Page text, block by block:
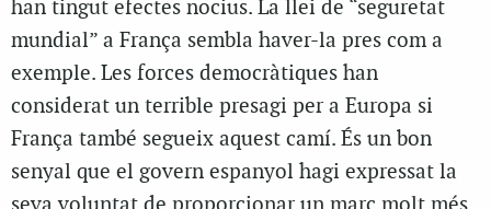
han tingut efectes nocius. La llei de “seguretat
mundial” a França sembla haver-la pres com a
exemple. Les forces democràtiques han
considerat un terrible presagi per a Europa si
França també segueix aquest camí. És un bon
senyal que el govern espanyol hagi expressat la